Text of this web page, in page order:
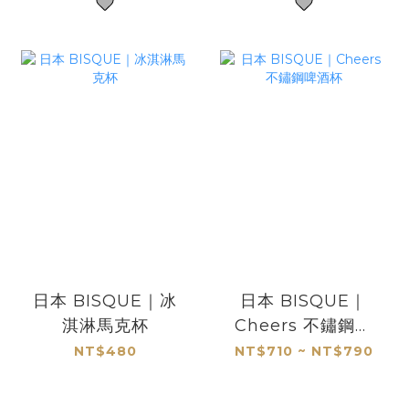
日本 BISQUE｜冰
淇淋馬克杯
NT$480
日本 BISQUE｜
Cheers 不鏽鋼啤
酒杯
NT$710 ~ NT$790